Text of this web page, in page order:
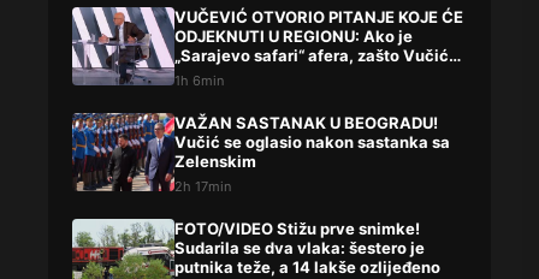
VUČEVIĆ OTVORIO PITANJE KOJE ĆE
ODJEKNUTI U REGIONU: Ako je
„Sarajevo safari“ afera, zašto Vučića
niste procesuirali?!
1h 6min
VAŽAN SASTANAK U BEOGRADU!
Vučić se oglasio nakon sastanka sa
Zelenskim
2h 17min
FOTO/VIDEO Stižu prve snimke!
Sudarila se dva vlaka: šestero je
putnika teže, a 14 lakše ozlijeđeno